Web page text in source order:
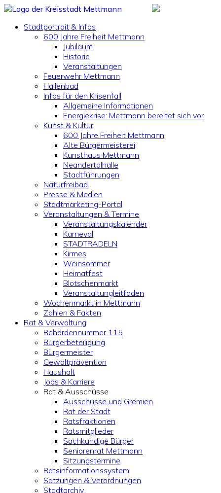
Stadtportrait & Infos
600 Jahre Freiheit Mettmann
Jubiläum
Historie
Veranstaltungen
Feuerwehr Mettmann
Hallenbad
Infos für den Krisenfall
Allgemeine Informationen
Energiekrise: Mettmann bereitet sich vor
Kunst & Kultur
600 Jahre Freiheit Mettmann
Alte Bürgermeisterei
Kunsthaus Mettmann
Neandertalhalle
Stadtführungen
Naturfreibad
Presse & Medien
Stadtmarketing-Portal
Veranstaltungen & Termine
Veranstaltungskalender
Karneval
STADTRADELN
Kirmes
Weinsommer
Heimatfest
Blotschenmarkt
Veranstaltungleitfaden
Wochenmarkt in Mettmann
Zahlen & Fakten
Rat & Verwaltung
Behördennummer 115
Bürgerbeteiligung
Bürgermeister
Gewaltprävention
Haushalt
Jobs & Karriere
Rat & Ausschüsse
Ausschüsse und Gremien
Rat der Stadt
Ratsfraktionen
Ratsmitglieder
Sachkundige Bürger
Seniorenrat Mettmann
Sitzungstermine
Ratsinformationssystem
Satzungen & Verordnungen
Stadtarchiv